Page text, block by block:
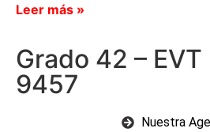
Leer más »
Grado 42 – EVT
9457
Nuestra